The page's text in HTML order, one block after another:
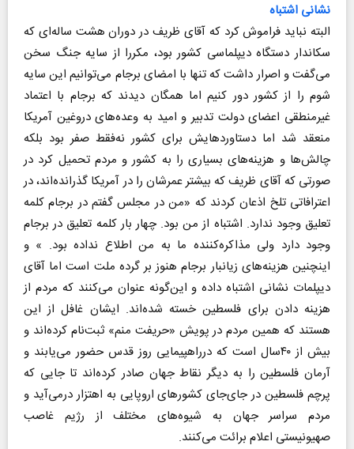
نشانی اشتباه
البته نباید فراموش کرد که آقای ظریف در دوران هشت ساله‌ای که
سکاندار دستگاه دیپلماسی کشور بود، مکررا از سایه جنگ سخن
می‌گفت و اصرار داشت که تنها با امضای برجام می‌توانیم این سایه
شوم را از کشور دور کنیم اما همگان دیدند که برجام با اعتماد
غیرمنطقی اعضای دولت تدبیر و امید به وعده‌های دروغین آمریکا
منعقد شد اما دستاوردهایش برای کشور نه‌فقط صفر بود بلکه
چالش‌ها و هزینه‌های بسیاری را به کشور و مردم تحمیل کرد در
صورتی که آقای ظریف که بیشتر عمرشان را در آمریکا گذرانده‌اند، در
اعترافاتی تلخ اذعان کردند که «من در مجلس گفتم در برجام کلمه‌
تعلیق وجود ندارد. اشتباه از من بود. چهار بار کلمه‌ تعلیق در برجام
وجود دارد ولی مذاکره‌کننده‌ ما به من اطلاع نداده بود. » و
اینچنین هزینه‌های زیانبار برجام هنوز بر گرده ملت است اما آقای
دیپلمات نشانی اشتباه داده و این‌گونه عنوان می‌کنند که مردم از
هزینه دادن برای فلسطین خسته شده‌اند. ایشان غافل از این
هستند که همین مردم در پویش «حریفت منم» ثبت‌نام کرده‌اند و
بیش از ۴۰سال است که درراهپیمایی روز قدس حضور می‌یابند و
آرمان فلسطین را به دیگر نقاط جهان صادر کرده‌اند تا جایی که
پرچم فلسطین در جای‌جای کشورهای اروپایی به اهتزار درمی‌آید و
مردم سراسر جهان به شیوه‌های مختلف از رژیم غاصب
صهیونیستی اعلام برائت می‌کنند.